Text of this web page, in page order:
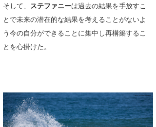
そして、 ステファニーは過去の結果を手放すこ
とで未来の潜在的な結果を考えることがないよ
う今の自分ができることに集中し再構築するこ
とを心掛けた。
CBA Films
熊谷素子
田原啓江
植村未来
大野”MAR”修聖
喜納海人
chan-U
ECE
H
KID